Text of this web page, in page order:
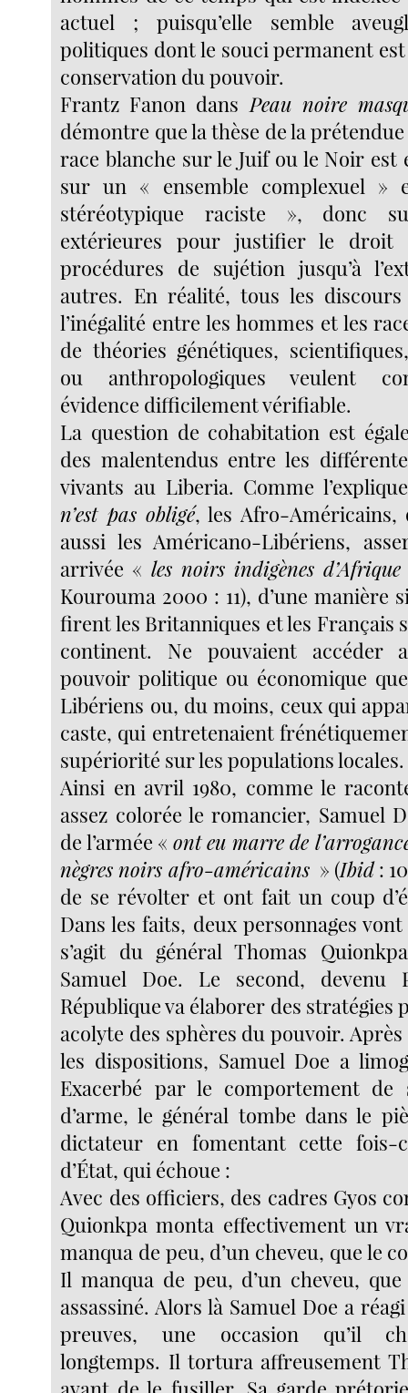
actuel ; puisqu’elle semble
politiques dont le souci permanent
conservation du pouvoir.
Frantz Fanon dans Peau noire
démontre que la thèse de la
race blanche sur le Juif ou le Noir est
sur un « ensemble complexuel »
stéréotypique raciste », donc
extérieures pour justifier le droit
procédures de sujétion jusqu’à
autres. En réalité, tous les
l’inégalité entre les hommes et les
de théories génétiques,
ou anthropologiques veulent
évidence difficilement vérifiable.
La question de cohabitation est
des malentendus entre les
vivants au Liberia. Comme
n’est pas obligé, les Afro-Américains,
aussi les Américano-Libériens,
arrivée « les noirs indigènes
Kourouma 2000 : 11), d’une manière
firent les Britanniques et les Français
continent. Ne pouvaient accéder
pouvoir politique ou économique
Libériens ou, du moins, ceux qui
caste, qui entretenaient
supériorité sur les populations locales.
Ainsi en avril 1980, comme le
assez colorée le romancier, Samuel
de l’armée « ont eu marre de
nègres noirs afro-américains » (Ibid:
de se révolter et ont fait un coup
Dans les faits, deux personnages
s’agit du général Thomas
Samuel Doe. Le second, devenu
République va élaborer des stratégies
acolyte des sphères du pouvoir.
les dispositions, Samuel Doe a
Exacerbé par le comportement de
d’arme, le général tombe dans le
dictateur en fomentant cette
d’État, qui échoue :
Avec des officiers, des cadres Gyos
Quionkpa monta effectivement un
manqua de peu, d’un cheveu, que le
Il manqua de peu, d’un cheveu,
assassiné. Alors là Samuel Doe a
preuves, une occasion qu’il
longtemps. Il tortura affreusement